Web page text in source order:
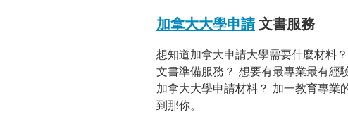
加拿大大學申請文書服務
想知道加拿大申請大學需要什麼材料
文書準備服務？ 想要有最專業最有經
加拿大大學申請材料？ 加一教育專業
到那你。